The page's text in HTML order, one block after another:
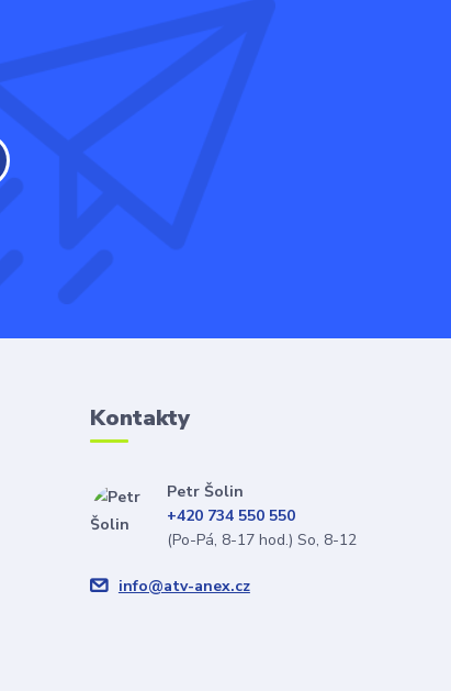
Kontakty
Petr Šolin
+420 734 550 550
(Po-Pá, 8-17 hod.) So, 8-12
info@atv-anex.cz